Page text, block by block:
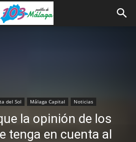
del Sol Málaga Capital Noticias
la opinión de los
tenga en cuenta al